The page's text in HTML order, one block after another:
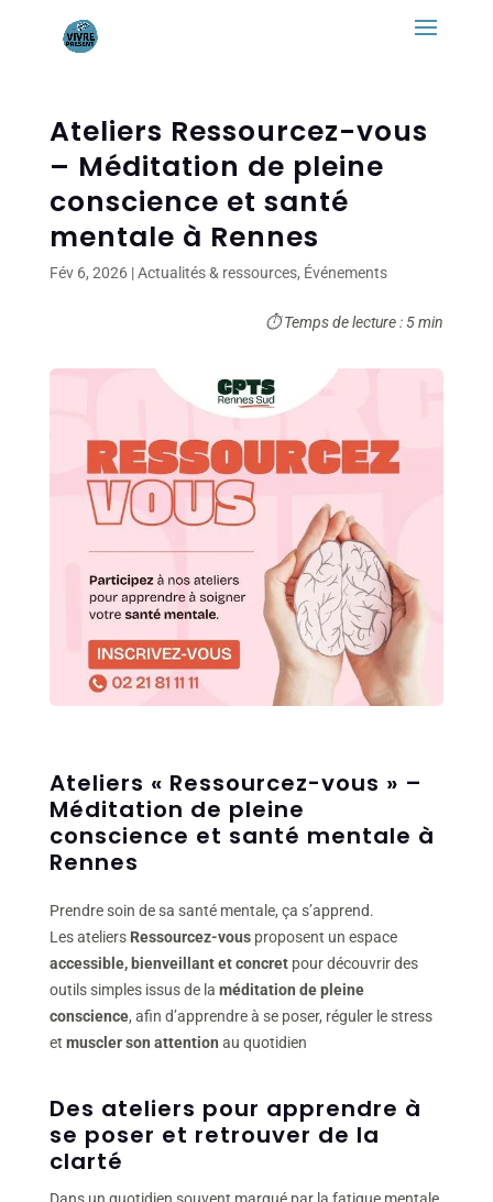
Ateliers Ressourcez-vous
– Méditation de pleine
conscience et santé
mentale à Rennes
Fév 6, 2026|Actualités & ressources, Événements
⏱ Temps de lecture : 5 min
Ateliers « Ressourcez-vous » –
Méditation de pleine
conscience et santé mentale à
Rennes
Prendre soin de sa santé mentale, ça s’apprend.
Les ateliers Ressourcez-vousproposent un espace
accessible, bienveillant et concretpour découvrir des
outils simples issus de la méditation de pleine
conscience, afin d’apprendre à se poser, réguler le stress
et muscler son attention au quotidien
Des ateliers pour apprendre à
se poser et retrouver de la
clarté